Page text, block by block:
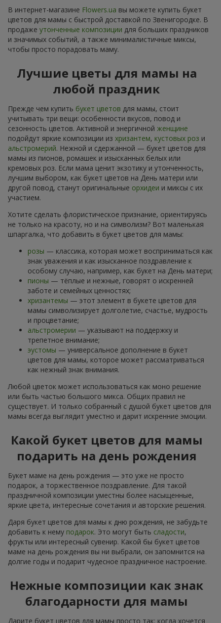
В интернет-магазине Flowers.ua вы можете купить букет
цветов для мамы с быстрой доставкой по Звенигородке. В
продаже утонченные композиции для больших праздников
и значимых событий, а также минималистичные миксы,
чтобы просто порадовать маму.
Лучшие цветы для мамы на
любой праздник
Прежде чем купить букет цветов для мамы, стоит
учитывать три вещи: особенности вкусов, повод и
сезонность цветов. Активной и энергичной женщине
подойдут яркие композиции из хризантем, кустовых роз и
альстромерий. Нежной и сдержанной — букет цветов для
мамы из пионов, ромашек и изысканных белых или
кремовых роз. Если мама ценит экзотику и утонченность,
лучшим выбором, как букет цветов на День матери или
другой повод, станут оригинальные орхидеи и миксы с их
участием.
Хотите сделать флористическое признание, ориентируясь
не только на красоту, но и на символизм? Вот маленькая
шпаргалка, что добавить в букет цветов для мамы:
розы — классика, которая может восприниматься как
знак уважения и как изысканное поздравление к
особому случаю, например, как букет на День матери;
пионы — тёплые и нежные, говорят о искренней
заботе и семейных ценностях;
хризантемы — этот элемент в букете цветов для
мамы символизирует долголетие, счастье, мудрость
и процветание;
альстромерии — указывают на поддержку и
трепетное внимание;
эустомы — универсальное дополнение в букет
цветов для мамы, которое может рассматриваться
как нежный знак внимания.
Любой цветок может использоваться как моно решение
или быть частью большого микса. Общих правил не
существует. И только собранный с душой букет цветов для
мамы всегда выглядит уместно и дарит искренние эмоции.
Какой букет цветов для мамы
подарить на день рождения
Букет маме на день рождения — это уже не просто
подарок, а торжественное поздравление. Для такой
праздничной композиции уместны более насыщенные,
яркие цвета, интересные сочетания и авторские решения.
Даря букет цветов для мамы к дню рождения, не забудьте
добавить к нему подарок. Это могут быть сладости,
фрукты или интересный сувенир. Какой бы букет цветов
маме на день рождения вы ни выбрали, он запомнится на
долгие годы и подарит чудесное праздничное настроение.
Нежные композиции как знак
благодарности для мамы
Дарите букет цветов для мамы просто так: когда хочется